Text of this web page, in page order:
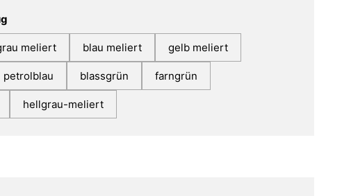
meliert blau meliert gelb meliert
petrolblau blassgrün farngrün
hellgrau-meliert